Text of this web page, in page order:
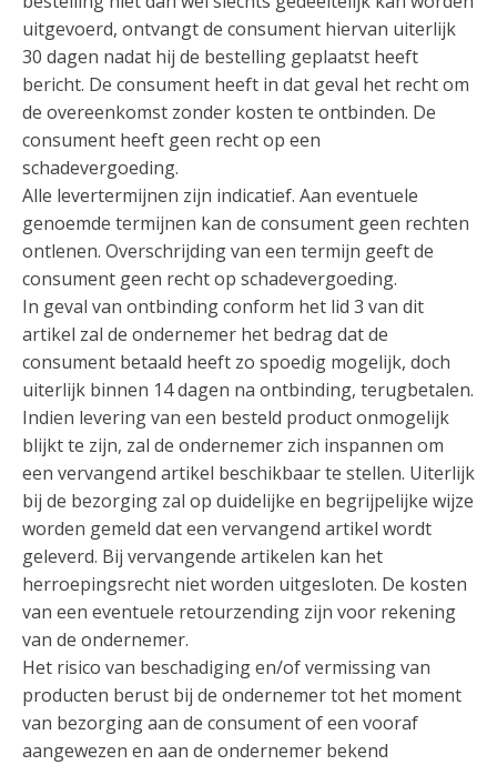
uitgevoerd, ontvangt de consument hiervan uiterlijk
30 dagen nadat hij de bestelling geplaatst heeft
bericht. De consument heeft in dat geval het recht om
de overeenkomst zonder kosten te ontbinden. De
consument heeft geen recht op een
schadevergoeding.
Alle levertermijnen zijn indicatief. Aan eventuele
genoemde termijnen kan de consument geen rechten
ontlenen. Overschrijding van een termijn geeft de
consument geen recht op schadevergoeding.
In geval van ontbinding conform het lid 3 van dit
artikel zal de ondernemer het bedrag dat de
consument betaald heeft zo spoedig mogelijk, doch
uiterlijk binnen 14 dagen na ontbinding, terugbetalen.
Indien levering van een besteld product onmogelijk
blijkt te zijn, zal de ondernemer zich inspannen om
een vervangend artikel beschikbaar te stellen. Uiterlijk
bij de bezorging zal op duidelijke en begrijpelijke wijze
worden gemeld dat een vervangend artikel wordt
geleverd. Bij vervangende artikelen kan het
herroepingsrecht niet worden uitgesloten. De kosten
van een eventuele retourzending zijn voor rekening
van de ondernemer.
Het risico van beschadiging en/of vermissing van
producten berust bij de ondernemer tot het moment
van bezorging aan de consument of een vooraf
aangewezen en aan de ondernemer bekend